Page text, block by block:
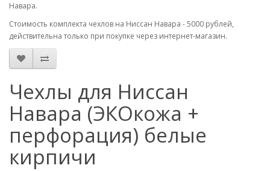
Навара.
Стоимость комплекта чехлов на Ниссан Навара - 5000 рублей,
действительна только при покупке через интернет-магазин.
Чехлы для Ниссан
Навара (ЭКОкожа +
перфорация) белые
кирпичи